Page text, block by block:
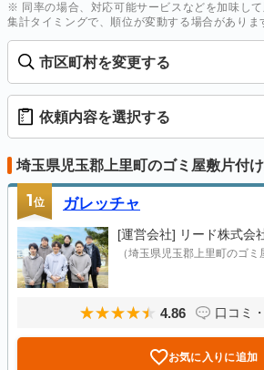
※ 同率の場合、対応可能サービスなどを加味し
集計タイミングで、順位が変動する場合がありま
市区町村を変更する
依頼内容を選択する
埼玉県児玉郡上里町のゴミ屋敷片付
1位 ガレッチャ
[運営会社] リード株式会
（埼玉県児玉郡上里町のゴミ
4.86 口コミ
お気に入りに追加